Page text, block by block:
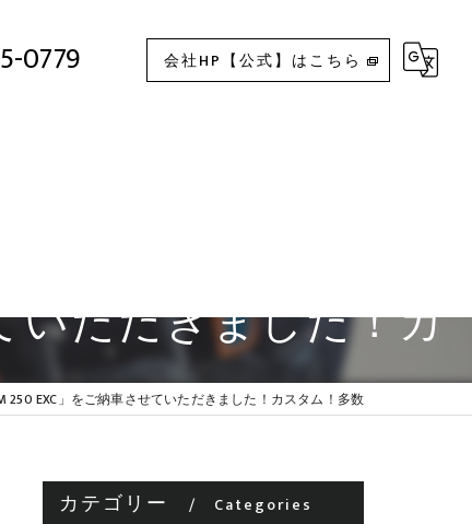
0779 会社HP【公式】はこちら
いただきました！カ
250 EXC」をご納車させていただきました！カスタム！多数
カテゴリー Categories